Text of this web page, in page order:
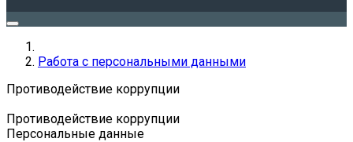
Работа с персональными данными
Противодействие коррупции
Противодействие коррупции
Персональные данные